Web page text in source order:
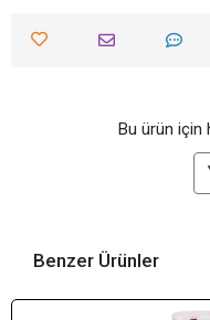
Bu ürün için
Benzer Ürünler